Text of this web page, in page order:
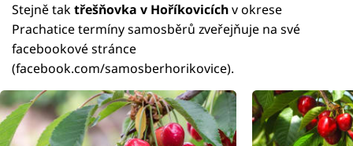
Stejně tak třešňovka v Hoříkovicíchv okrese
Prachatice termíny samosběrů zveřejňuje na své
facebookové stránce
(facebook.com/samosberhorikovice).